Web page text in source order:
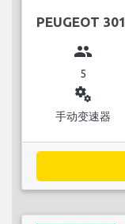
PEUGEOT 301
group
5
miscellaneous_services
手动变速器